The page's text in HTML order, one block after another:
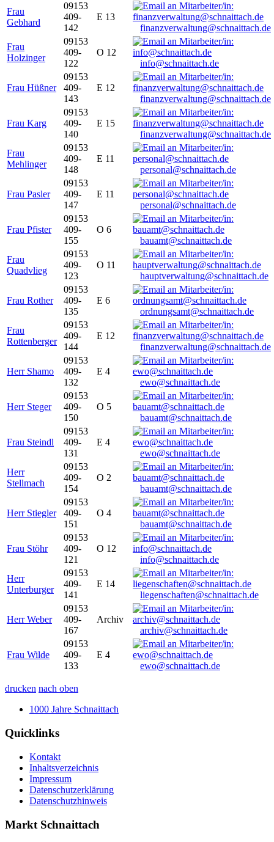
Frau
Gebhard
09153
409-
142
E 13
finanzverwaltung@schnaittach.de
Frau
Holzinger
09153
409-
122
O 12
info@schnaittach.de
Frau Hüßner
09153
409-
143
E 12
finanzverwaltung@schnaittach.de
Frau Karg
09153
409-
140
E 15
finanzverwaltung@schnaittach.de
Frau
Mehlinger
09153
409-
148
E 11
personal@schnaittach.de
Frau Pasler
09153
409-
147
E 11
personal@schnaittach.de
Frau Pfister
09153
409-
155
O 6
bauamt@schnaittach.de
Frau
Quadvlieg
09153
409-
123
O 11
hauptverwaltung@schnaittach.de
Frau Rother
09153
409-
135
E 6
ordnungsamt@schnaittach.de
Frau
Rottenberger
09153
409-
144
E 12
finanzverwaltung@schnaittach.de
Herr Shamo
09153
409-
132
E 4
ewo@schnaittach.de
Herr Steger
09153
409-
150
O 5
bauamt@schnaittach.de
Frau Steindl
09153
409-
131
E 4
ewo@schnaittach.de
Herr
Stellmach
09153
409-
154
O 2
bauamt@schnaittach.de
Herr Stiegler
09153
409-
151
O 4
bauamt@schnaittach.de
Frau Stöhr
09153
409-
121
O 12
info@schnaittach.de
Herr
Unterburger
09153
409-
141
E 14
liegenschaften@schnaittach.de
Herr Weber
09153
409-
167
Archiv
archiv@schnaittach.de
Frau Wilde
09153
409-
133
E 4
ewo@schnaittach.de
drucken nach oben
1000 Jahre Schnaittach
Quicklinks
Kontakt
Inhaltsverzeichnis
Impressum
Datenschutzerklärung
Datenschutzhinweis
Markt Schnaittach